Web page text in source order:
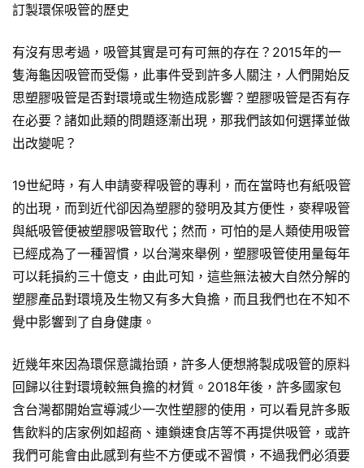
訂製環保吸管的歷史
有沒有思考過，吸管其實是可有可無的存在？2015年的一
隻海龜因吸管而受傷，此事件受到許多人關注，人們開始反
思塑膠吸管是否對環境或生物造成影響？塑膠吸管是否有存
在必要？諸如此類的問題逐漸出現，那我們該如何選擇並做
出改變呢？
19世紀時，有人申請麥稈吸管的專利，而在當時也有紙吸管
的出現，而到近代卻因為塑膠的發明及其方便性，麥稈吸管
與紙吸管便被塑膠吸管取代；然而，可怕的是人類使用吸管
已經成為了一種習慣，以台灣來舉例，塑膠吸管使用量每年
可以耗損約三十億支，由此可知，這些無法被大自然分解的
塑膠產品對環境及生物又有多大負擔，而且我們也在不知不
覺中影響到了自身健康。
近幾年來因為環保意識抬頭，許多人便想將製成吸管的原料
回歸以往對環境較無負擔的材質。2018年後，許多國家包
含台灣都開始宣導減少一次性塑膠的使用，可以看見許多販
售飲料的店家例如超商、連鎖速食店等不再提供吸管，或許
我們可能會由此感到有些不方便或不習慣，不過我們必須要